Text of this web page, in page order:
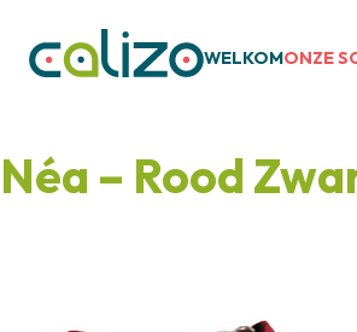
WELKOMONZE
Néa – Rood